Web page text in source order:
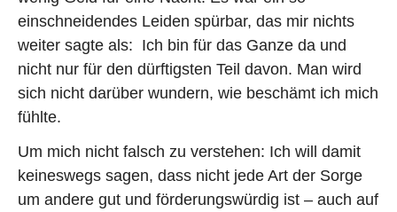
einschneidendes Leiden spürbar, das mir nichts
weiter sagte als: Ich bin für das Ganze da und
nicht nur für den dürftigsten Teil davon. Man wird
sich nicht darüber wundern, wie beschämt ich mich
fühlte.
Um mich nicht falsch zu verstehen: Ich will damit
keineswegs sagen, dass nicht jede Art der Sorge
um andere gut und förderungswürdig ist – auch auf